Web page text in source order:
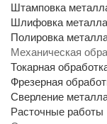
Штамповка
Шлифовка металла
Полировка
Механическая
Токарная
Фрезерная
Сверление
Расточные работы